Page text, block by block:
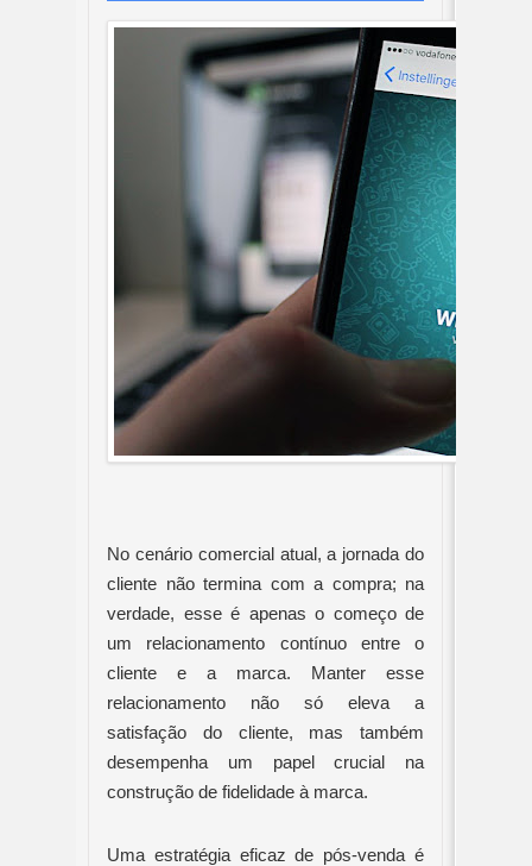
No cenário comercial atual, a jornada do
cliente não termina com a compra; na
verdade, esse é apenas o começo de
um relacionamento contínuo entre o
cliente e a marca. Manter esse
relacionamento não só eleva a
satisfação do cliente, mas também
desempenha um papel crucial na
construção de fidelidade à marca.
Uma estratégia eficaz de pós-venda é